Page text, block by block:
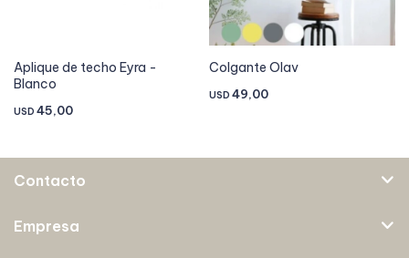
Aplique de techo Eyra -
Blanco
USD 45,00
Colgante Olav
USD 49,00
Contacto
Empresa